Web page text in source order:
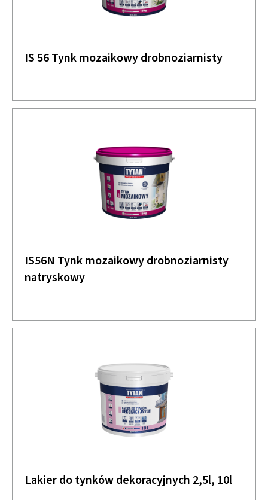
IS 56 Tynk mozaikowy drobnoziarnisty
IS56N Tynk mozaikowy drobnoziarnisty
natryskowy
Lakier do tynków dekoracyjnych 2,5l, 10l